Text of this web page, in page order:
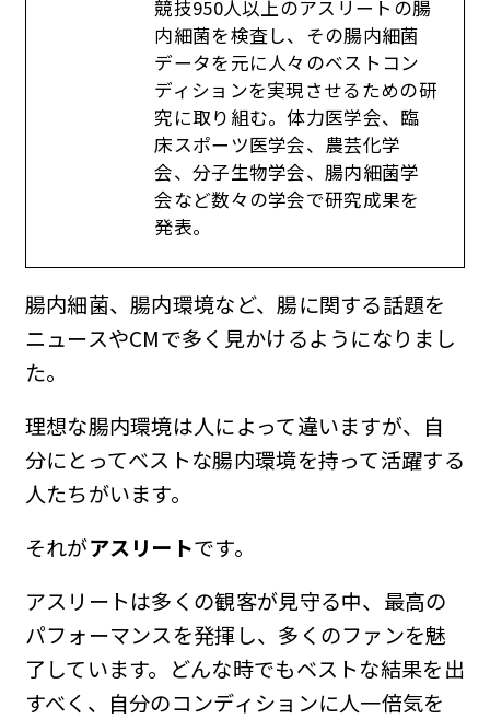
競技950人以上のアスリートの腸
内細菌を検査し、その腸内細菌
データを元に人々のベストコン
ディションを実現させるための研
究に取り組む。体力医学会、臨
床スポーツ医学会、農芸化学
会、分子生物学会、腸内細菌学
会など数々の学会で研究成果を
発表。
腸内細菌、腸内環境など、腸に関する話題を
ニュースやCMで多く見かけるようになりまし
た。
理想な腸内環境は人によって違いますが、自
分にとってベストな腸内環境を持って活躍する
人たちがいます。
それがアスリートです。
アスリートは多くの観客が見守る中、最高の
パフォーマンスを発揮し、多くのファンを魅
了しています。どんな時でもベストな結果を出
すべく、自分のコンディションに人一倍気を